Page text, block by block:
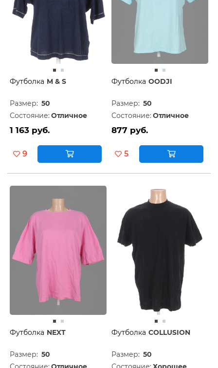
Футболка M & S
Размер: 50
Состояние: Отличное
1 163 руб.
9
Футболка OODJI
Размер: 50
Состояние: Отличное
877 руб.
5
Футболка NEXT
Размер: 50
Футболка COLLUSION
Размер: 50